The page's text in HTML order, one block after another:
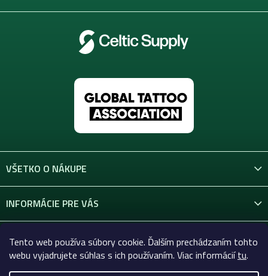
Tento web používa súbory cookie. Ďalším prechádzaním tohto
webu vyjadrujete súhlas s ich používaním. Viac informáciítu.
v
y
v
p
s
u
VŠETKO O NÁKUPE
INFORMÁCIE PRE VÁS
KONTAKT